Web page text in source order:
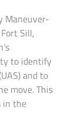
Maneuver-
Sill,
to identify
and to
move. This
in the